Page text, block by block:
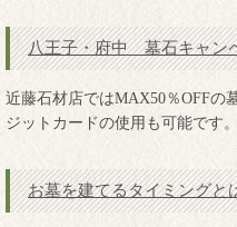
八王子・府中 墓石キャン
近藤石材店ではMAX50％OFFの
ジットカードの使用も可能です。
お墓を建てるタイミングと